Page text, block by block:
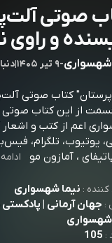
صوتی
و
شهسواری-۹ تیر ۱۴۰۵ |
3 :
کتاب صوتی
از این کتاب صوتی
اعم از کتب و
یوتیوب، تلگرام،
، آمازون مو
کننده : نیما شهسواری
: جهان آرمانی |
شهسواری
:
105